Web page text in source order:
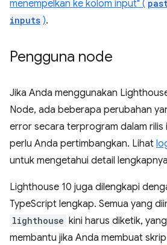
menempelkan ke kolom input" (
inputs ).
Pengguna node
Jika Anda menggunakan
Node, ada beberapa perubahan
error secara terprogram dalam rilis
perlu Anda pertimbangkan. Lihat
untuk mengetahui detail
Lighthouse 10 juga dilengkapi
TypeScript lengkap. Semua yang
lighthouse kini harus diketik,
membantu jika Anda membuat skrip